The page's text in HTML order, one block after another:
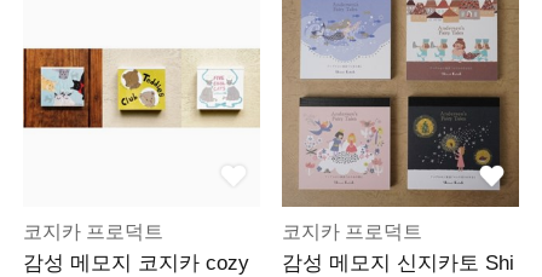
코지카 프로덕트
감성 메모지 코지카 cozy
코지카 프로덕트
감성 메모지 신지카토 Shi